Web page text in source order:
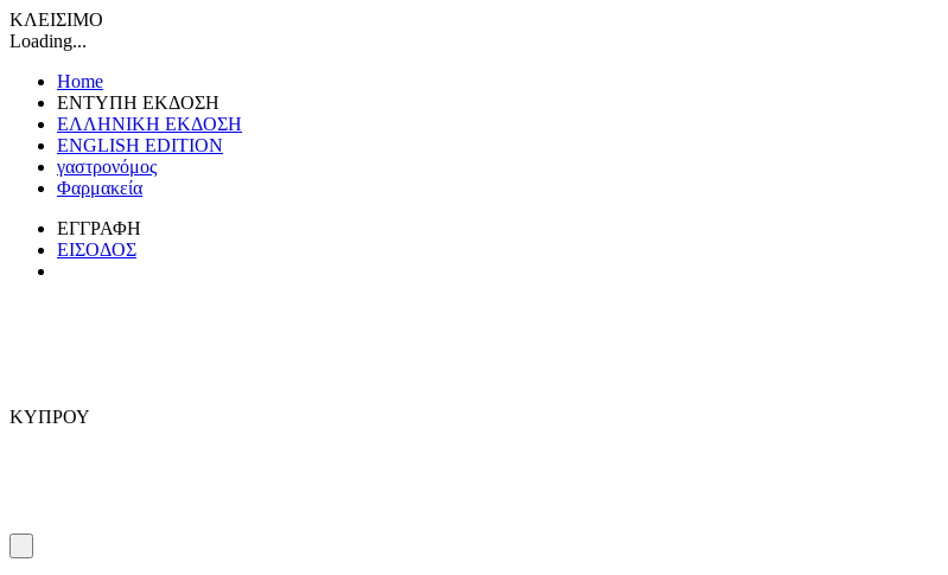
ΚΛΕΙΣΙΜΟ
Loading...
Home
ΕΝΤΥΠΗ ΕΚΔΟΣΗ
ΕΛΛΗΝΙΚΗ ΕΚΔΟΣΗ
ENGLISH EDITION
γαστρονόμος
Φαρμακεία
ΕΓΓΡΑΦΗ
ΕΙΣΟΔΟΣ
ΚΥΠΡΟΥ